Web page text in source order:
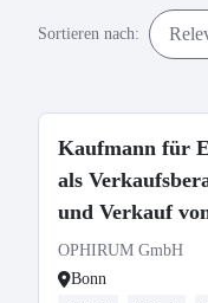
Sortieren nach:
Kaufmann für
als
und Verkauf
Bonn (in
OPHIRUM GmbH
Bonn